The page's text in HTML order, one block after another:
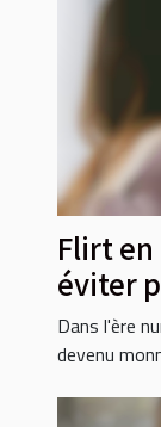
Flirt en
éviter
magie
Dans l'ère
devenu